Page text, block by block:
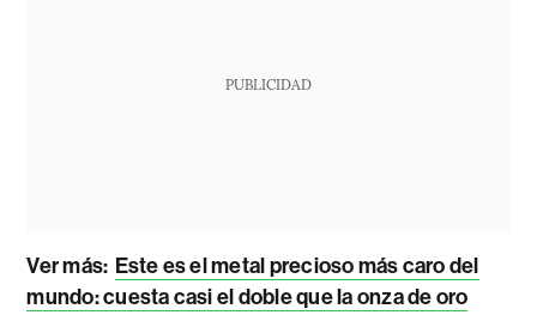
PUBLICIDAD
Ver más: Este es el metal precioso más caro del
mundo: cuesta casi el doble que la onza de oro